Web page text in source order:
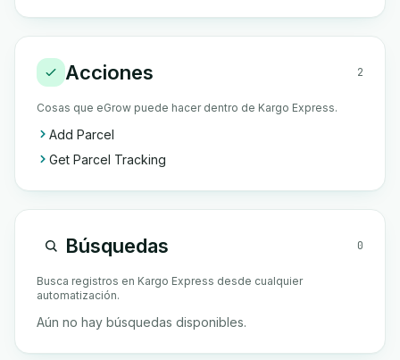
Acciones 2
Cosas que eGrow puede hacer dentro de Kargo Express.
Add Parcel
Get Parcel Tracking
Búsquedas 0
Busca registros en Kargo Express desde cualquier
automatización.
Aún no hay búsquedas disponibles.